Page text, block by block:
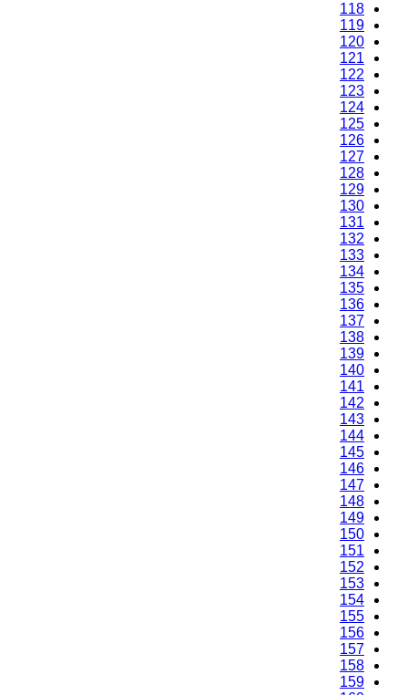
118
119
120
121
122
123
124
125
126
127
128
129
130
131
132
133
134
135
136
137
138
139
140
141
142
143
144
145
146
147
148
149
150
151
152
153
154
155
156
157
158
159